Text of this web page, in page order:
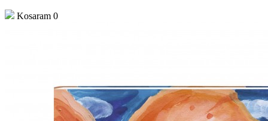
Kosaram 0